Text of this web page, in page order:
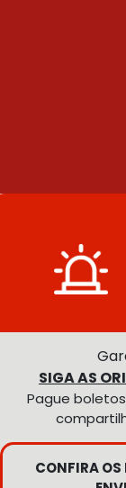
SIGA AS
Pague
CONFIRA